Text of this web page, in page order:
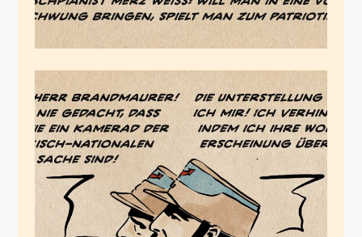
Die Brandmauer ist
tot, es lebe die